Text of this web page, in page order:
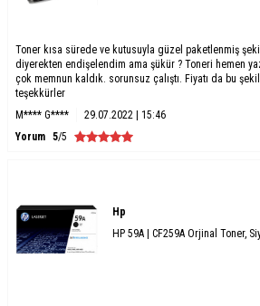
Toner kısa sürede ve kutusuyla güzel paketlenmiş
diyerekten endişelendim ama şükür ? Toneri hemen
çok memnun kaldık. sorunsuz çalıştı. Fiyatı da bu
teşekkürler
M**** G****
29.07.2022 | 15:46
Yorum 5/5
Hp
HP 59A | CF259A Orjinal Toner,